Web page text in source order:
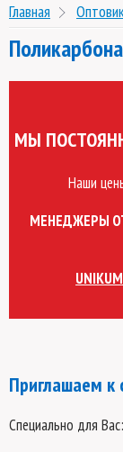
Главная
МЫ
Наши
МЕНЕДЖЕРЫ
Приглашаем к
Специально для Вас: